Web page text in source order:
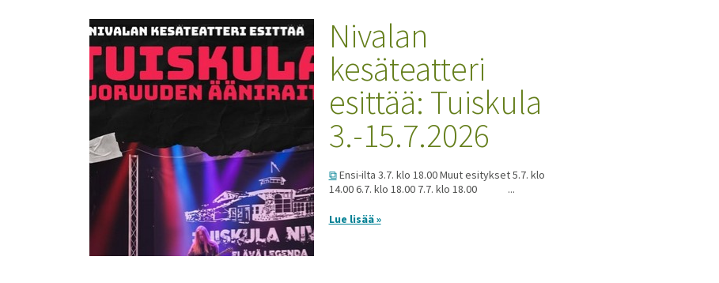
Nivalan
kesäteatteri
esittää: Tuiskula
3.-15.7.2026
Ensi-ilta 3.7. klo 18.00 Muut esitykset 5.7. klo
14.00 6.7. klo 18.00 7.7. klo 18.00 ...
Lue lisää »